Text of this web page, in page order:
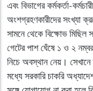
এবং বিভাগের কর্মকর্তা-
অংশগ্রহণকারীদের সংখ্যা
সামনে থেকে বিক্ষোভ
গেটের পাশ ঘেঁষে ১ ও ২
নিচে অবস্থান নেয়।
মধ্যে সরকারি চাকরি